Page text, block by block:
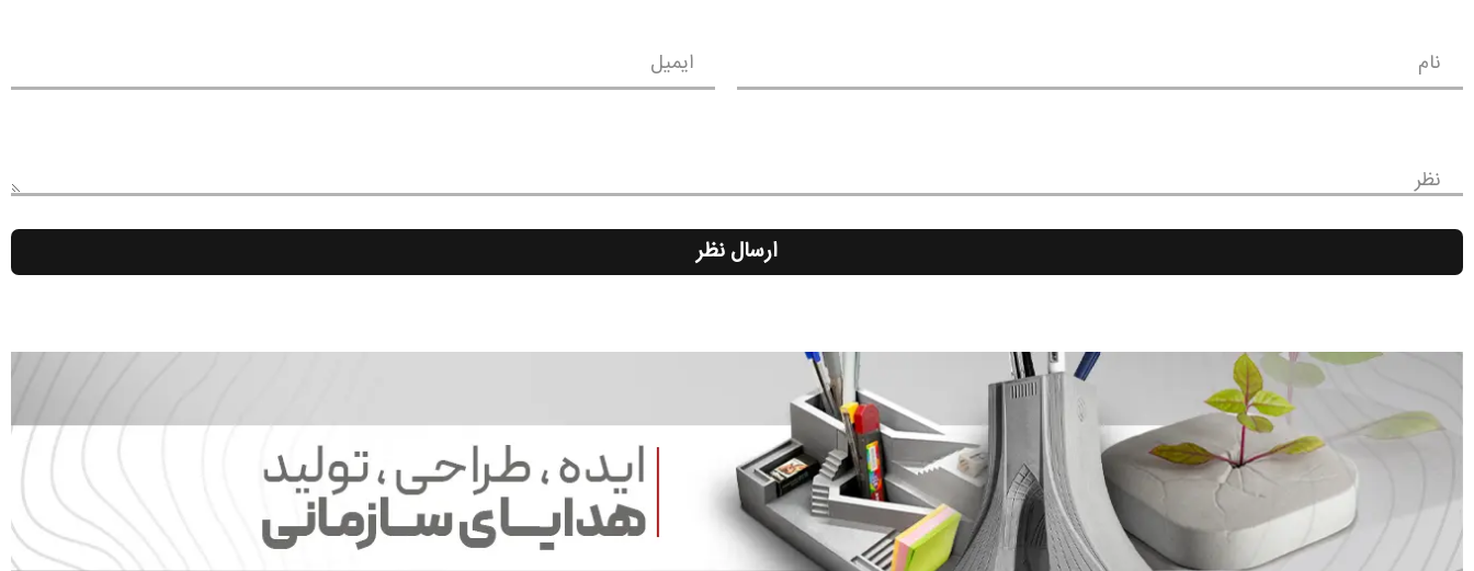
نام ایمیل
نظر
ارسال نظر